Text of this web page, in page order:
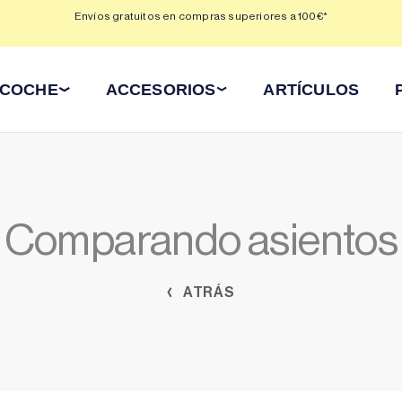
Envíos gratuitos en compras superiores a 100€*
ACCESORIOS ARTÍCULOS
Comparando asientos
ATRÁS